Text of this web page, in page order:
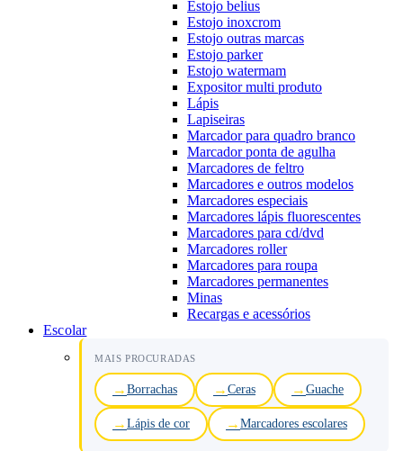
Estojo belius
Estojo inoxcrom
Estojo outras marcas
Estojo parker
Estojo watermam
Expositor multi produto
Lápis
Lapiseiras
Marcador para quadro branco
Marcador ponta de agulha
Marcadores de feltro
Marcadores e outros modelos
Marcadores especiais
Marcadores lápis fluorescentes
Marcadores para cd/dvd
Marcadores roller
Marcadores para roupa
Marcadores permanentes
Minas
Recargas e acessórios
Escolar
MAIS PROCURADAS
Borrachas Ceras Guache
Lápis de cor Marcadores escolares